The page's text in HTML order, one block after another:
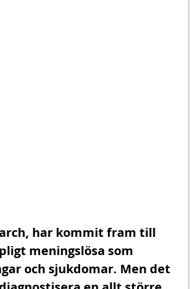
har kommit fram till
meningslösa som
och sjukdomar. Men det